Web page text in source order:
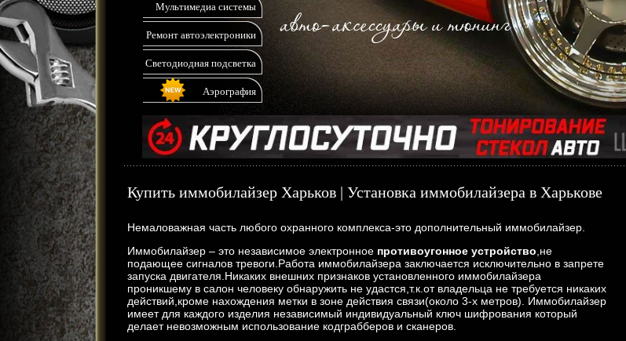
Мультимедиа системы
Ремонт автоэлектроники
Светодиодная подсветка
Аэрография
Купить иммобилайзер Харьков | Установка иммобилайзера в Харькове
Немаловажная часть любого охранного комплекса-это дополнительный иммобилайзер.
Иммобилайзер – это независимое электронное противоугонное устройство ,не
подающее сигналов тревоги.Работа иммобилайзера заключается исключительно в запрете
запуска двигателя.Никаких внешних признаков установленного иммобилайзера
проникшему в салон человеку обнаружить не удастся,т.к.от владельца не требуется никаких
действий,кроме нахождения метки в зоне действия связи(около 3-х метров). Иммобилайзер
имеет для каждого изделия независимый индивидуальный ключ шифрования который
делает невозможным использование кодграбберов и сканеров.